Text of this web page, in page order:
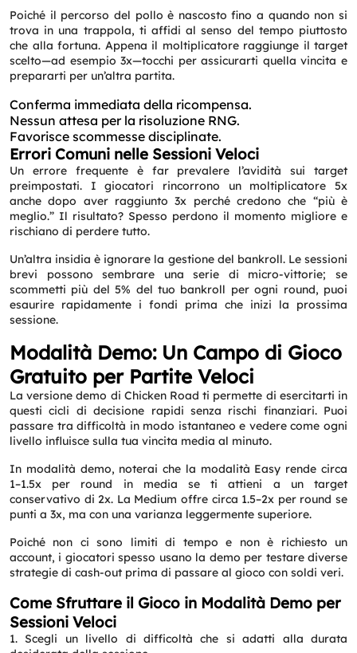
Poiché il percorso del pollo è nascosto fino a quando non si
trova in una trappola, ti affidi al senso del tempo piuttosto
che alla fortuna. Appena il moltiplicatore raggiunge il target
scelto—ad esempio 3x—tocchi per assicurarti quella vincita e
prepararti per un’altra partita.
Conferma immediata della ricompensa.
Nessun attesa per la risoluzione RNG.
Favorisce scommesse disciplinate.
Errori Comuni nelle Sessioni Veloci
Un errore frequente è far prevalere l’avidità sui target
preimpostati. I giocatori rincorrono un moltiplicatore 5x
anche dopo aver raggiunto 3x perché credono che “più è
meglio.” Il risultato? Spesso perdono il momento migliore e
rischiano di perdere tutto.
Un’altra insidia è ignorare la gestione del bankroll. Le sessioni
brevi possono sembrare una serie di micro-vittorie; se
scommetti più del 5% del tuo bankroll per ogni round, puoi
esaurire rapidamente i fondi prima che inizi la prossima
sessione.
Modalità Demo: Un Campo di Gioco
Gratuito per Partite Veloci
La versione demo di Chicken Road ti permette di esercitarti in
questi cicli di decisione rapidi senza rischi finanziari. Puoi
passare tra difficoltà in modo istantaneo e vedere come ogni
livello influisce sulla tua vincita media al minuto.
In modalità demo, noterai che la modalità Easy rende circa
1–1.5x per round in media se ti attieni a un target
conservativo di 2x. La Medium offre circa 1.5–2x per round se
punti a 3x, ma con una varianza leggermente superiore.
Poiché non ci sono limiti di tempo e non è richiesto un
account, i giocatori spesso usano la demo per testare diverse
strategie di cash‑out prima di passare al gioco con soldi veri.
Come Sfruttare il Gioco in Modalità Demo per
Sessioni Veloci
1. Scegli un livello di difficoltà che si adatti alla durata